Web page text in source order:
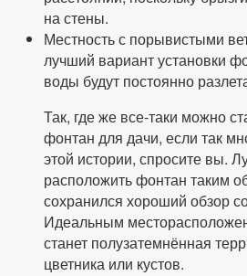
на стены.
Местность с порывистыми
лучший вариант установки
воды будут постоянно
Так, где же все-таки можно
фонтан для дачи, если так
этой истории, спросите вы.
расположить фонтан таким
сохранился хороший обзор
Идеальным
станет полузатемнённая
цветника или кустов.